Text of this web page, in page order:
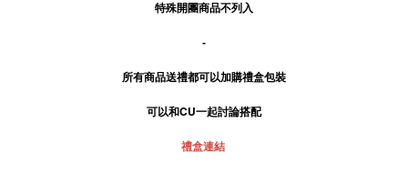
特殊開團商品不列入
-
所有商品送禮都可以加購禮盒包裝
可以和CU一起討論搭配
禮盒連結